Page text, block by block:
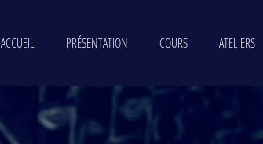
ACCUEIL PRÉSENTATION COURS ATELIERS